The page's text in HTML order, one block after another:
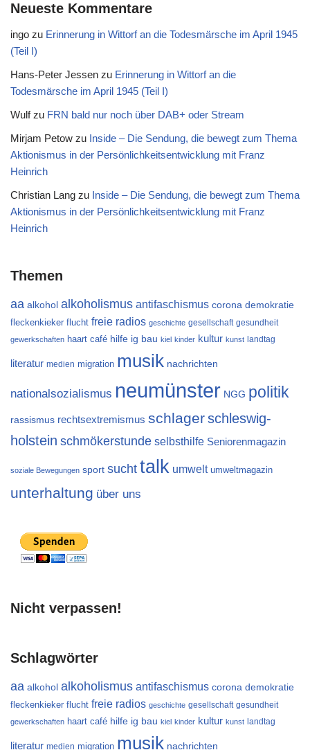
Neueste Kommentare
ingo zu Erinnerung in Wittorf an die Todesmärsche im April 1945
(Teil I)
Hans-Peter Jessen zu Erinnerung in Wittorf an die
Todesmärsche im April 1945 (Teil I)
Wulfzu FRN bald nur noch über DAB+ oder Stream
Mirjam Petow zu Inside – Die Sendung, die bewegt zum Thema
Aktionismus in der Persönlichkeitsentwicklung mit Franz
Heinrich
Christian Lang zu Inside – Die Sendung, die bewegt zum Thema
Aktionismus in der Persönlichkeitsentwicklung mit Franz
Heinrich
Themen
aa alkohol alkoholismus antifaschismus corona demokratie
fleckenkieker flucht freie radios geschichte gesellschaft gesundheit
gewerkschaften haart café hilfe ig bau kiel kinder kultur kunst landtag
literatur medien migration musik nachrichten
nationalsozialismus neumünster NGG politik
rassismus rechtsextremismus schlagerschleswig-
holstein schmökerstunde selbsthilfe Seniorenmagazin
soziale Bewegungen sport suchttalk umwelt umweltmagazin
unterhaltung über uns
Nicht verpassen!
Schlagwörter
aa alkohol alkoholismus antifaschismus corona demokratie
fleckenkieker flucht freie radios geschichte gesellschaft gesundheit
gewerkschaften haart café hilfe ig bau kiel kinder kultur kunst landtag
literatur medien migration musik nachrichten